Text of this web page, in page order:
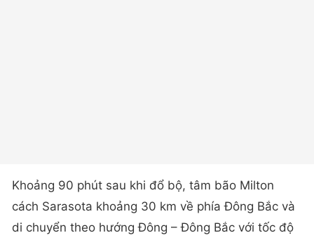
Khoảng 90 phút sau khi đổ bộ, tâm bão Milton
cách Sarasota khoảng 30 km về phía Đông Bắc và
di chuyển theo hướng Đông – Đông Bắc với tốc độ